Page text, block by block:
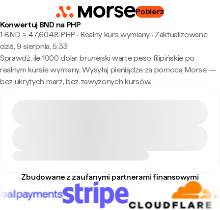
Pobierz
Konwertuj BND na PHP
1 BND ≈ 47,6048 PHP · Realny kurs wymiany· Zaktualizowane
dziś, 9 sierpnia, 5:33
Sprawdź, ile 1000 dolar brunejski warte peso filipińskie po
realnym kursie wymiany. Wysyłaj pieniądze za pomocą Morse —
bez ukrytych marż, bez zawyżonych kursów.
Zbudowane z zaufanymi partnerami finansowymi